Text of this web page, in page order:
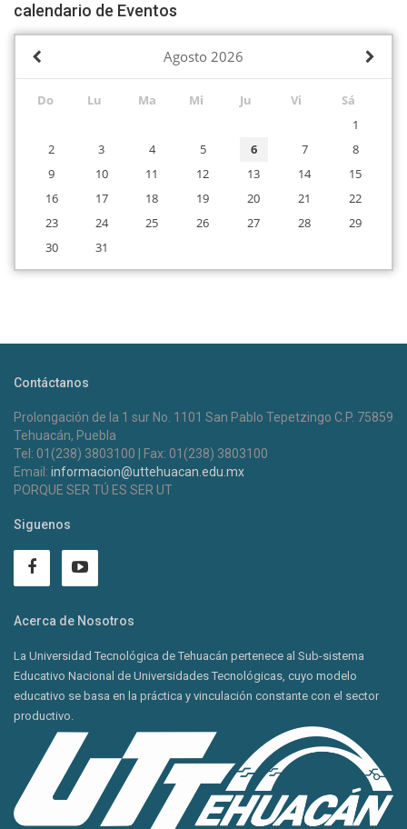
calendario de Eventos
Agosto 2026
Do Lu Ma Mi Ju Vi
Sá
1
2
3 4 5 6 7
8
9
10 11 12 13 14
15
16
17 18 19 20 21
22
23
24 25 26 27 28
29
30
31
Contáctanos
Prolongación de la 1 sur No. 1101 San Pablo Tepetzingo C.P. 75859
Tehuacán, Puebla
Tel: 01(238) 3803100 | Fax: 01(238) 3803100
Email: informacion@uttehuacan.edu.mx
PORQUE SER TÚ ES SER UT
Siguenos
Acerca de Nosotros
La Universidad Tecnológica de Tehuacán pertenece al Sub-sistema
Educativo Nacional de Universidades Tecnológicas, cuyo modelo
educativo se basa en la práctica y vinculación constante con el sector
productivo.